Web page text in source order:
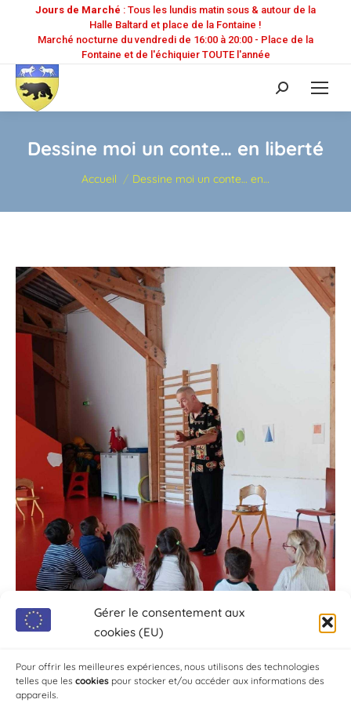
Gérer le consentement aux
cookies (EU)
Pour offrir les meilleures expériences, nous utilisons des technologies
telles que les cookies pour stocker et/ou accéder aux informations des
appareils.
Jours de Marché : Tous les lundis matin sous & autour de la
Halle Baltard et place de la Fontaine !
Marché nocturne du vendredi de 16:00 à 20:00 - Place de la
Fontaine et de l'échiquier TOUTE l'année
Recherche
:
Dessine moi un conte… en liberté
Vous êtes ici :
Accueil Dessine moi un conte… en…